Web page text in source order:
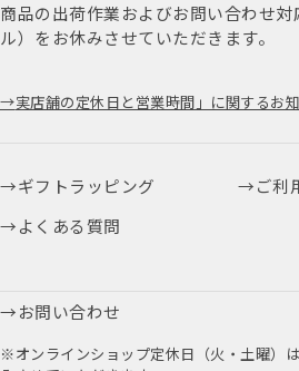
商品の出荷作業およびお問い合わせ対
ル）をお休みさせていただきます。
実店舗の定休日と営業時間」に関するお
ギフトラッピング
ご利
よくある質問
お問い合わせ
※オンラインショップ定休日（火・土曜）